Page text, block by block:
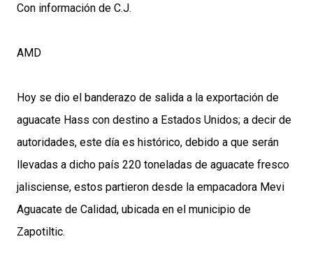
Con información de C.J.
AMD
Hoy se dio el banderazo de salida a la exportación de
aguacate Hass con destino a Estados Unidos; a decir de
autoridades, este día es histórico, debido a que serán
llevadas a dicho país 220 toneladas de aguacate fresco
jalisciense, estos partieron desde la empacadora Mevi
Aguacate de Calidad, ubicada en el municipio de
Zapotiltic.